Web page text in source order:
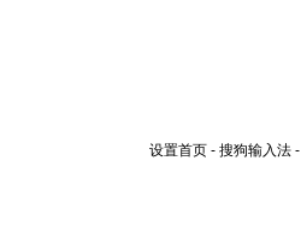
设置首页 - 搜狗输入法 -